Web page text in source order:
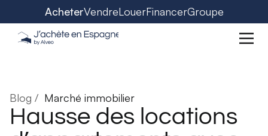
AcheterVendreLouerFinancerGroupe
Blog / Marché immobilier
Hausse des locations